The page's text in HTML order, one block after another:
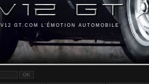
V12 GT.COM L'ÉMOTION AUTOMOBILE